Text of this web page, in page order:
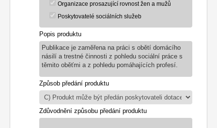
Organizace prosazující rovnost žen a mužů
Poskytovatelé sociálních služeb
Popis produktu
Publikace je zaměřena na práci s obětí domácího
násilí a trestné činnosti z pohledu sociální práce s
těmito oběťmi a z pohledu pomáhajících profesí.
Způsob předání produktu
Zdůvodnění způsobu předání produktu